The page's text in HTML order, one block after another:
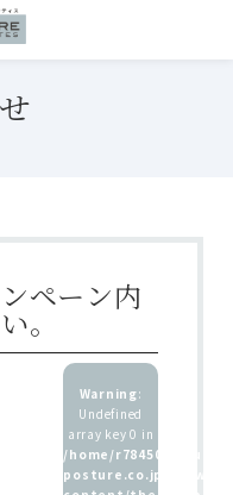
ペーン内
。
Warning:
Undefined
array key 0 in
/home/r7845083/
posture.co.jp/wp/wp-